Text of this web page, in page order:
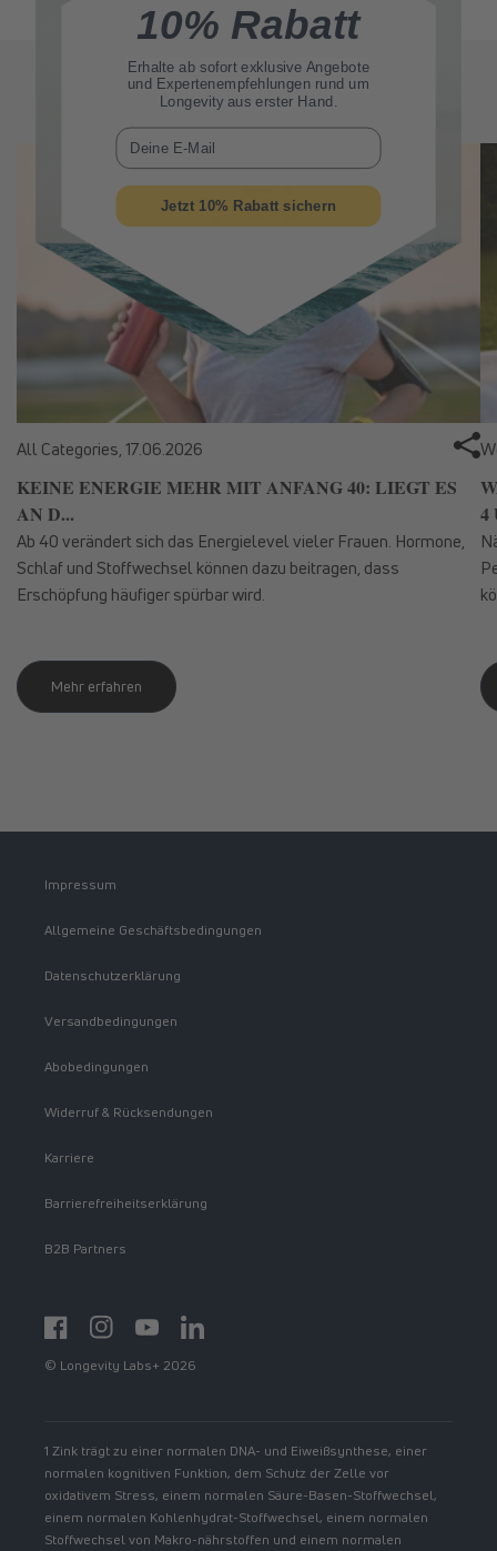
Ähnliche Beitrage
All Categories, 17.06.2026
KEINE ENERGIE MEHR MIT ANFANG 40: LIEGT ES
AN D...
Ab 40 verändert sich das Energielevel vieler Frauen. Hormone,
Schlaf und Stoffwechsel können dazu beitragen, dass
Erschöpfung häufiger spürbar wird.
Mehr erfahren
4
Impressum
Allgemeine Geschäftsbedingungen
Datenschutzerklärung
Versandbedingungen
Abobedingungen
Widerruf & Rücksendungen
Karriere
Barrierefreiheitserklärung
B2B Partners
FacebookInstagramYouTubehttps://www.linkedin.com/showcase/
© Longevity Labs+ 2026
1 Zink trägt zu einer normalen DNA- und Eiweißsynthese, einer
normalen kognitiven Funktion, dem Schutz der Zelle vor
oxidativem Stress, einem normalen Säure-Basen-Stoffwechsel,
einem normalen Kohlenhydrat-Stoffwechsel, einem normalen
Stoffwechsel von Makro-nährstoffen und einem normalen
10% Rabatt
Erhalte ab sofortexklusive Angebote
und Expertenempfehlungen rund um
Longevity aus erster Hand.
E-Mail
Jetzt 10% Rabatt sichern